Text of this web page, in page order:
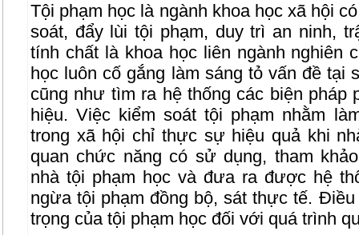
Tội phạm học là ngành khoa học xã hội
soát, đẩy lùi tội phạm, duy trì an ninh,
tính chất là khoa học liên ngành nghiên
học luôn cố gắng làm sáng tỏ vấn đề tại
cũng như tìm ra hệ thống các biện pháp
hiệu. Việc kiểm soát tội phạm nhằm
trong xã hội chỉ thực sự hiệu quả khi
quan chức năng có sử dụng, tham
nhà tội phạm học và đưa ra được hệ
ngừa tội phạm đồng bộ, sát thực tế.
trọng của tội phạm học đối với quá trình